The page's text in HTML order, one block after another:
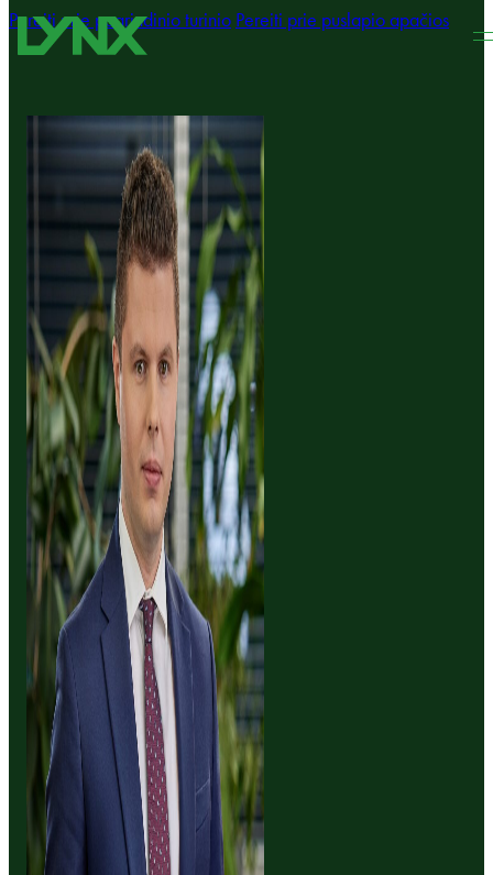
Pereiti prie pagrindinio turinio Pereiti prie puslapio apačios